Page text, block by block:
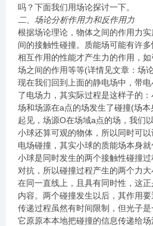
吗？下面我们用场论探讨一下。
二、场论分析作用力和反作用力
根据场论理论，物体之间的作用力
间的接触性碰撞。质能场可能有许
相互作用的性能才产生力的作用，
场之间的作用等等(详情见文章：场论
现在我们回到上面的静电场中，带
了电场力，其实际过程是这样子的
场和场源在a点的场发生了碰撞(场
起见，场源O在场域a点的场，我们
小球还算可观的物体，所以同时可
电场碰撞，其实小球的质能场本身
小球是同时发生的两个接触性碰撞
对抗，所以碰撞过程产生的两个力
在同一直线上，且具有同时性，这
内容。两个碰撞发生以后，其作用要
传递过程虽然有时间限制，但光子是
它原原本本地把碰撞的信息传递给